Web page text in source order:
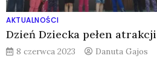
AKTUALNOŚCI
Dzień Dziecka pełen atrakcji
8 czerwca 2023 Danuta Gajos